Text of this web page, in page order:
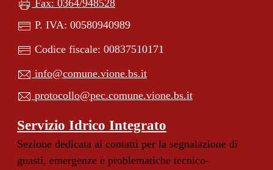
Fax: 0364/948528
P. IVA: 00580940989
Codice fiscale: 00837510171
info@comune.vione.bs.it
protocollo@pec.comune.vione.bs.it
Servizio Idrico Integrato
Sezione dedicata ai contatti per la segnalazione di
guasti, emergenze e problematiche tecnico-